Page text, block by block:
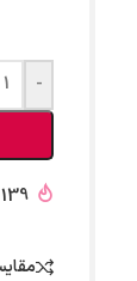
-
139